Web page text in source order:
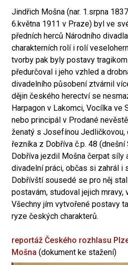
Jindřich Mošna (nar. 1.srpna
6.května 1911 v Praze) byl ve
předních herců Národního
charakterních rolí i rolí
tvorby pak byly postavy
předurčoval i jeho vzhled a
divadelního působení ztvárnil
dějin českého herectví se
Harpagon v Lakomci, Vocílka ve
nebo principál v Prodané
ženatý s Josefínou Jedličkovou,
řezníka z Dobříva č.p. 48 (dnešní
Dobříva jezdil Mošna čerpat síly
divadelní práci, občas si zahrál i
Dobřívští sousedé se pro něj
postavám, studoval jejich mravy,
Všechny jím vytvořené postavy
ryze českých charakterů.
reportáž Českého rozhlasu
Mošna (dokument ke stažení)